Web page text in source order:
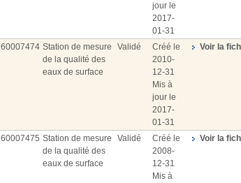
jour le
2017-
01-31
60007474 Station de mesure
de la qualité des
eaux de surface
Validé
Créé le
2010-
12-31
Mis à
jour le
2017-
01-31
Voir la
60007475 Station de mesure
de la qualité des
eaux de surface
Validé
Créé le
2008-
12-31
Mis à
Voir la